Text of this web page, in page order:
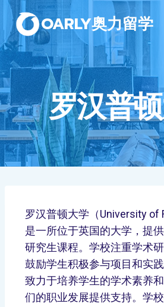
OARLY奥力留学
罗汉普
罗汉普顿大学（University of
是一所位于英国的大学，提
研究生课程。学校注重学术
鼓励学生积极参与项目和实
致力于培养学生的学术素养
们的职业发展提供支持。学